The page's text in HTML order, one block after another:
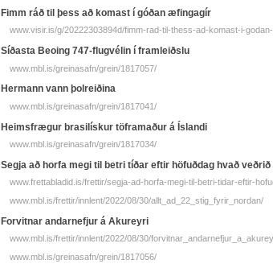
Fimm ráð til þess að komast í góðan æfingagír
www.visir.is/g/20222303894d/fimm-rad-til-thess-ad-komast-i-
Síðasta Beoing 747-flugvélin í framleiðslu
www.mbl.is/greinasafn/grein/1817057/
Hermann vann þolreiðina
www.mbl.is/greinasafn/grein/1817041/
Heimsfrægur brasilískur töframaður á Íslandi
www.mbl.is/greinasafn/grein/1817034/
Segja að horfa megi til betri tíðar eftir höfuðdag hvað
www.frettabladid.is/frettir/segja-ad-horfa-megi-til-betri-tidar-eftir-
www.mbl.is/frettir/innlent/2022/08/30/allt_ad_22_stig_fyrir_nordan/
Forvitnar andarnefjur á Akureyri
www.mbl.is/frettir/innlent/2022/08/30/
www.mbl.is/greinasafn/grein/1817056/